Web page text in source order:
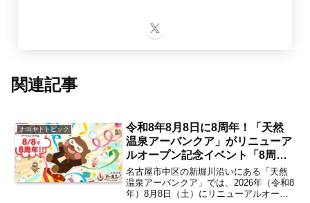
関連記事
ナゴヤトトピック
令和8年8月8日に8周年！「天然
温泉アーバンクア」がリニューア
ルオープン記念イベント「8周年
記念特別月間」を2026年8月1日
（土）より開催 お得がいっぱい
の注目企画は？【上前津・東別
名古屋市中区の新堀川沿いにある「天然
温泉アーバンクア」では、2026年（令和8
年）8月8日（土）にリニューアルオープ